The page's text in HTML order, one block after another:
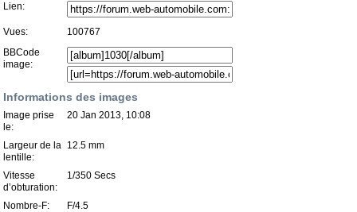
Lien:
Vues:
100767
BBCode
image:
Informations des images
Image prise
le:
20 Jan 2013, 10:08
Largeur de la
lentille:
12.5 mm
Vitesse
d’obturation:
1/350 Secs
Nombre-F:
F/4.5